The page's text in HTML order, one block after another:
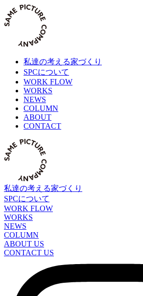
Skip
to
content
私達の考える家づくり
SPCについて
WORK FLOW
WORKS
NEWS
COLUMN
ABOUT
CONTACT
私達の考える家づくり
SPCについて
WORK FLOW
WORKS
NEWS
COLUMN
ABOUT US
CONTACT US